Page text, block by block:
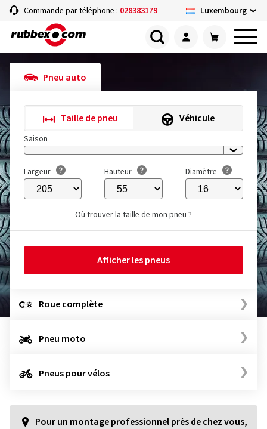
Commande par téléphone : 028383179 Luxembourg
Pneu auto
Taille de pneu Véhicule
Saison
Largeur Hauteur Diamètre
Où trouver la taille de mon pneu ?
Afficher les pneus
Roue complète
Pneu moto
Pneus pour vélos
Pour un montage professionnel près de chez vous,